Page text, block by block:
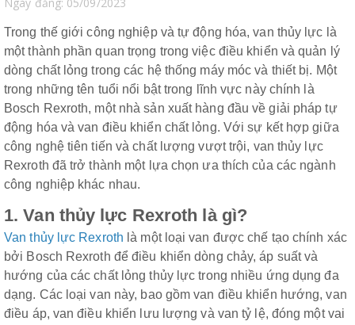
Trong thế giới công nghiệp và tự động hóa, van thủy lực là
một thành phần quan trọng trong việc điều khiển và quản lý
dòng chất lỏng trong các hệ thống máy móc và thiết bị. Một
trong những tên tuổi nổi bật trong lĩnh vực này chính là
Bosch Rexroth, một nhà sản xuất hàng đầu về giải pháp tự
động hóa và van điều khiển chất lỏng. Với sự kết hợp giữa
công nghệ tiên tiến và chất lượng vượt trội, van thủy lực
Rexroth đã trở thành một lựa chọn ưa thích của các ngành
công nghiệp khác nhau.
1. Van thủy lực Rexroth là gì?
Van thủy lực Rexroth là một loại van được chế tạo chính xác
bởi Bosch Rexroth để điều khiển dòng chảy, áp suất và
hướng của các chất lỏng thủy lực trong nhiều ứng dụng đa
dạng. Các loại van này, bao gồm van điều khiển hướng, van
điều áp, van điều khiển lưu lượng và van tỷ lệ, đóng một vai